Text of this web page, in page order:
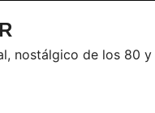
nostálgico de los 80